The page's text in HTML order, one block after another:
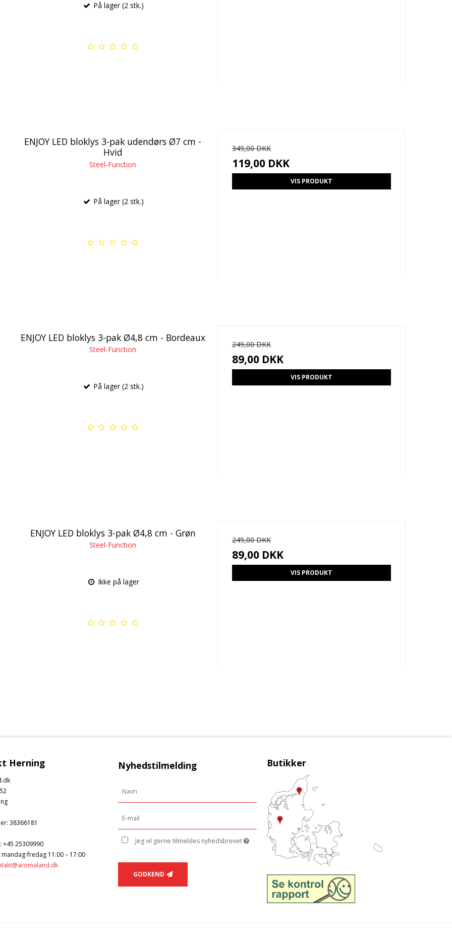
På lager (2 stk.)
ENJOY LED bloklys 3-pak udendørs Ø7 cm -
Hvid
Steel-Function
På lager (2 stk.)
349,00 DKK
119,00 DKK
VIS PRODUKT
ENJOY LED bloklys 3-pak Ø4,8 cm - Bordeaux
Steel-Function
På lager (2 stk.)
249,00 DKK
89,00 DKK
VIS PRODUKT
ENJOY LED bloklys 3-pak Ø4,8 cm - Grøn
Steel-Function
Ikke på lager
249,00 DKK
89,00 DKK
VIS PRODUKT
Herning
: 38366181
: +45 25309990
fredag 11:00 – 17:00
Nyhedstilmelding
Jeg vil gerne tilmeldes nyhedsbrevet
GODKEND
Butikker